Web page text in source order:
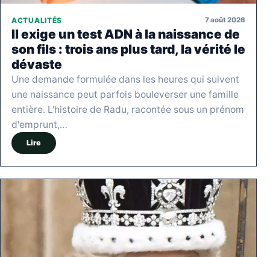
ACTUALITÉS 7 août 2026
Il exige un test ADN à la naissance de
son fils : trois ans plus tard, la vérité le
dévaste
Une demande formulée dans les heures qui suivent
une naissance peut parfois bouleverser une famille
entière. L'histoire de Radu, racontée sous un prénom
d'emprunt,…
Lire